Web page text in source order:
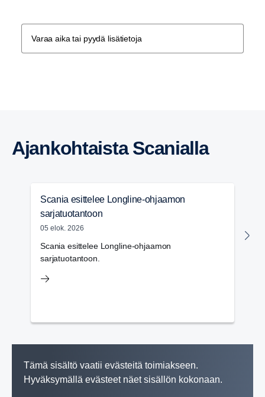
Varaa aika tai pyydä lisätietoja
Ajankoh­taista Scanialla
Scania esittelee Longline-ohjaamon
sarjatuotantoon
05 elok. 2026
Scania esittelee Longline-ohjaamon
sarjatuotantoon.
Tämä sisältö vaatii evästeitä toimiakseen.
Hyväksymällä evästeet näet sisällön kokonaan.